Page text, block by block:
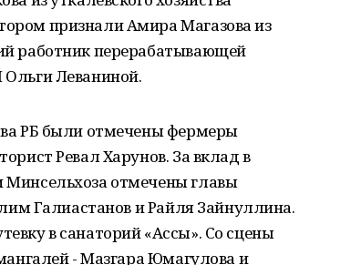
признали Амира Магазова из
работник перерабатывающей
Леваниной.
РБ были отмечены фермеры
Ревал Харунов. За вклад в
отмечены главы
Галиастанов и Райля Зайнуллина.
в санаторий «Ассы». Со сцены
- Мазгара Юмагулова и